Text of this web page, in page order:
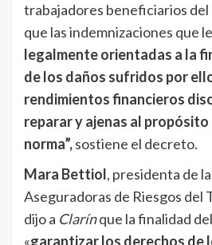
trabajadores beneficiarios del
que las indemnizaciones que
legalmente orientadas a la
de los daños sufridos por
rendimientos financieros
reparar y ajenas al propósito
norma”,sostiene el decreto.
Mara Bettiol, presidenta de
Aseguradoras de Riesgos del
dijo a Clarínque la finalidad
«garantizar los derechos de